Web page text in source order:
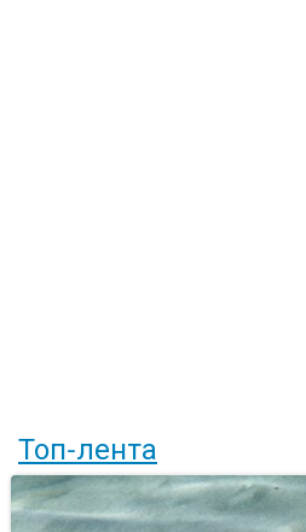
Топ-лента